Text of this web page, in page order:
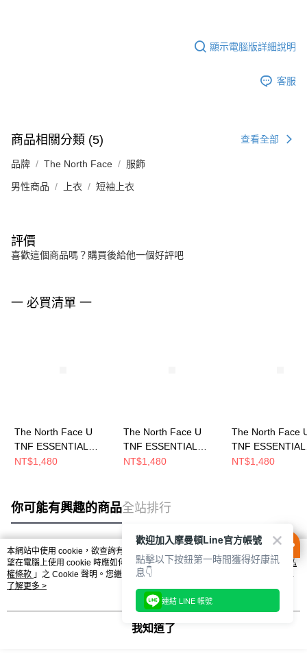
顯示電腦版詳細說明
客服
商品相關分類 (5) 查看全部
品牌 The North Face 服飾
男性商品 上衣 短袖上衣
評價
喜歡這個商品嗎？購買後給他一個好評吧
一 必買清單 一
The North Face U
TNF ESSENTIAL
MTN RELAXED SS
NF0A8GVRQLI
NT$1,480
The North Face U
TNF ESSENTIAL
MTN RELAXED SS
NF0A8GVRJK3
NT$1,480
The North Face
TNF ESSENTIAL
SMALL LOGO
NT$1,480
你可能有興趣的商品全站排行
熱門標籤
本網站中使用 cookie，欲查詢有關本網站使用 cookie 方式之詳情，及若您不希
望在電腦上使用 cookie 時應如何變更電腦的 cookie 設定，請參閱本網站「
隱私
權條款 」之 Cookie 聲明。您繼續使用本網站即表示您同意本公司得按本網站使
用條款之 Cookie 聲明使用 cookie。
了解更多 >
我知道了
歡迎加入摩曼頓Line官方帳號
點擊以下按鈕第一時間獲得好康訊
息👇
連結 LINE 帳號